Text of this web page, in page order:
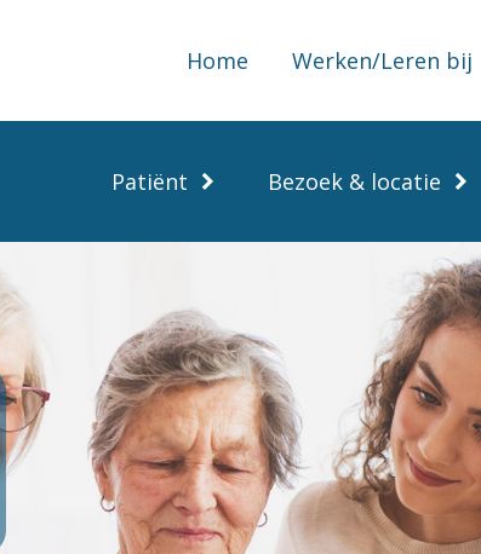
Home Werken/Leren bij
Patiënt Bezoek & locatie